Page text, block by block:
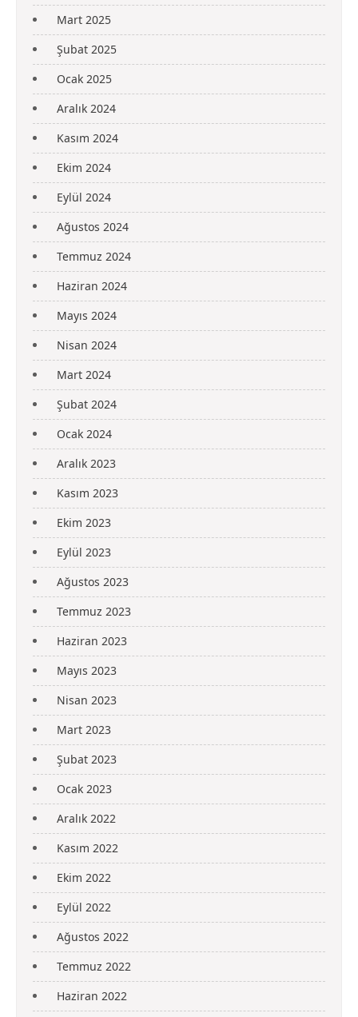
Mart 2025
Şubat 2025
Ocak 2025
Aralık 2024
Kasım 2024
Ekim 2024
Eylül 2024
Ağustos 2024
Temmuz 2024
Haziran 2024
Mayıs 2024
Nisan 2024
Mart 2024
Şubat 2024
Ocak 2024
Aralık 2023
Kasım 2023
Ekim 2023
Eylül 2023
Ağustos 2023
Temmuz 2023
Haziran 2023
Mayıs 2023
Nisan 2023
Mart 2023
Şubat 2023
Ocak 2023
Aralık 2022
Kasım 2022
Ekim 2022
Eylül 2022
Ağustos 2022
Temmuz 2022
Haziran 2022